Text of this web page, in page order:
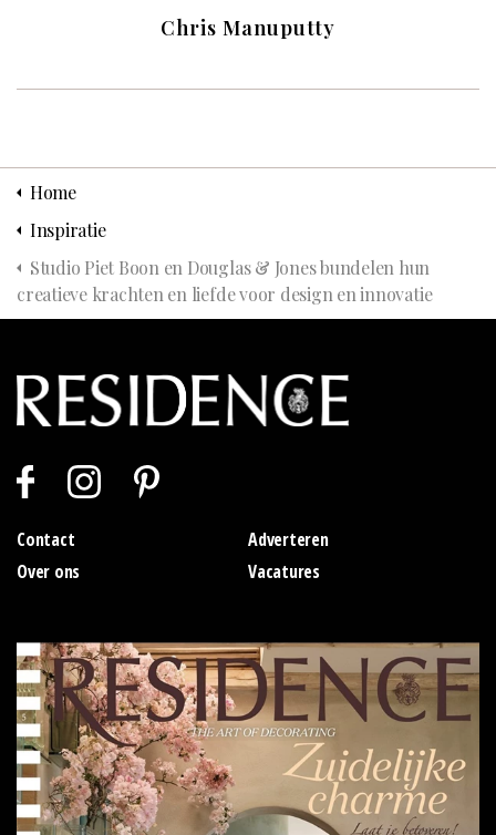
Chris Manuputty
Home
Inspiratie
Studio Piet Boon en Douglas & Jones bundelen hun
creatieve krachten en liefde voor design en innovatie
Contact
Adverteren
Over ons
Vacatures